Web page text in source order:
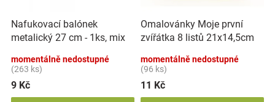
Hračkářství
ůo
d
u
k
ů
Nafukovací balónek
metalický 27 cm - 1ks, mix
momentálně nedostupné
(263 ks)
9 Kč
Omalovánky Moje první
zvířátka 8 listů 21x14,5cm
momentálně nedostupné
(96 ks)
11 Kč